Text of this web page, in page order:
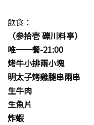
飲食：
（参拾壱 礫川料亭）
唯一一餐-21:00
烤牛小排兩小塊
明太子烤雞腿串兩串
生牛肉
生魚片
炸蝦